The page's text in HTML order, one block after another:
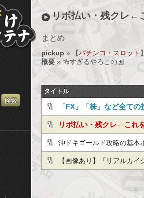
み
ん
な
の
お
金
儲
け
ア
ン
リボ払い・残クレ←
まとめ
pickup » 【パチンコ・スロット
概要» 怖すぎるやろこの国
タイトル
「FX」「株」など全て
必見！投資の失敗は投資
リボ払い・残クレ←これ
やってるという事実
沖ドキゴールド攻略の基本
【画像あり】「リアルカ
表されたぞｗｗｗｗｗｗ